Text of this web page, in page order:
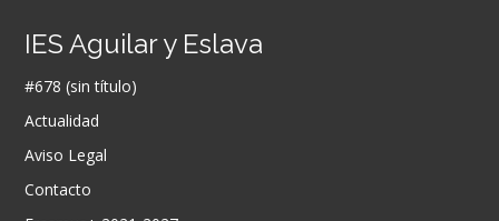
IES Aguilar y Eslava
#678 (sin título)
Actualidad
Aviso Legal
Contacto